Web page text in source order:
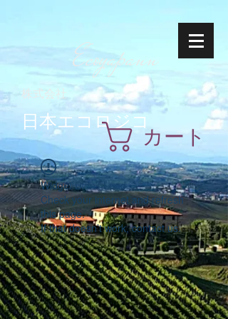
Ecoyapann
株式会社
日本エコロジコカート
Widget Didn’t Load
Check your internet and refresh
this page.
If that doesn’t work, contact us.